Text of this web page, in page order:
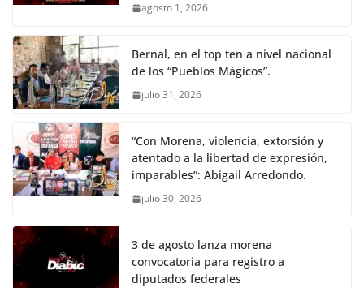
agosto 1, 2026
Bernal, en el top ten a nivel nacional
de los “Pueblos Mágicos”.
julio 31, 2026
“Con Morena, violencia, extorsión y
atentado a la libertad de expresión,
imparables”: Abigail Arredondo.
julio 30, 2026
3 de agosto lanza morena
convocatoria para registro a
diputados federales